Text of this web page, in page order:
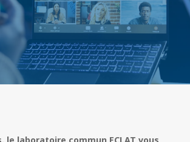
le laboratoire commun ECLAT vous